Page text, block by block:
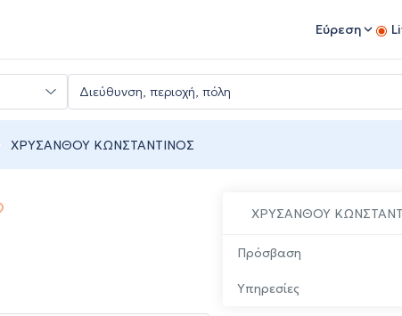
Εύρεση
ΧΡΥΣΑΝΘΟΥ ΚΩΝΣΤΑΝΤΙΝΟΣ
ΧΡΥΣΑΝΘΟΥ
Πρόσβαση
Υπηρεσίες